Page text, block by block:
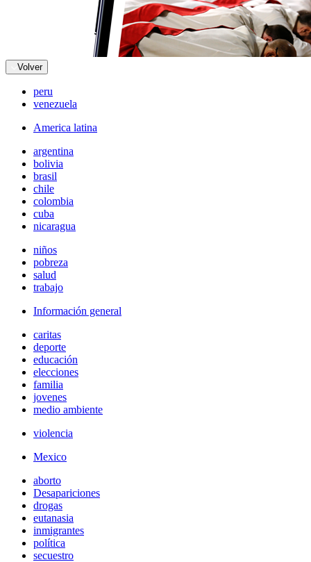
Volver
peru
venezuela
America latina
argentina
bolivia
brasil
chile
colombia
cuba
nicaragua
niños
pobreza
salud
trabajo
Información general
caritas
deporte
educación
elecciones
familia
jovenes
medio ambiente
violencia
Mexico
aborto
Desapariciones
drogas
eutanasia
inmigrantes
política
secuestro